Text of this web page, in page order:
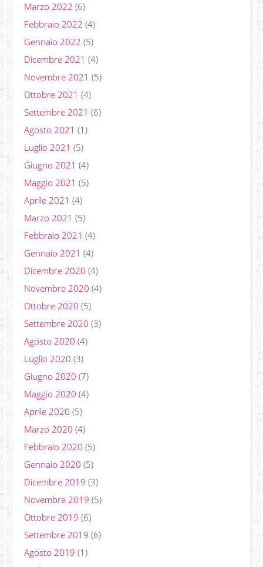
Marzo 2022 (6)
Febbraio 2022 (4)
Gennaio 2022 (5)
Dicembre 2021 (4)
Novembre 2021 (5)
Ottobre 2021 (4)
Settembre 2021 (6)
Agosto 2021 (1)
Luglio 2021 (5)
Giugno 2021 (4)
Maggio 2021 (5)
Aprile 2021 (4)
Marzo 2021 (5)
Febbraio 2021 (4)
Gennaio 2021 (4)
Dicembre 2020 (4)
Novembre 2020 (4)
Ottobre 2020 (5)
Settembre 2020 (3)
Agosto 2020 (4)
Luglio 2020 (3)
Giugno 2020 (7)
Maggio 2020 (4)
Aprile 2020 (5)
Marzo 2020 (4)
Febbraio 2020 (5)
Gennaio 2020 (5)
Dicembre 2019 (3)
Novembre 2019 (5)
Ottobre 2019 (6)
Settembre 2019 (6)
Agosto 2019 (1)